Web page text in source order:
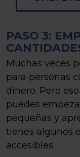
PASO 3:
Muchas veces
para personas
dinero. Pero
puedes
pequeñas y
tienes algunos
accesibles: